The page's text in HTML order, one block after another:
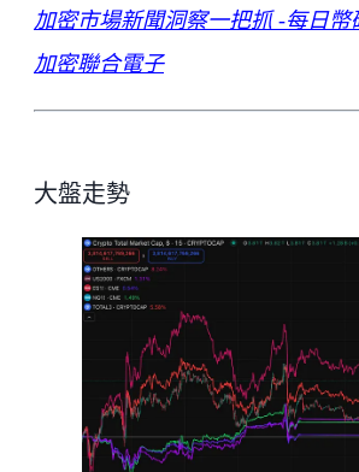
加密市場新聞洞察一把抓 -每日幣
加密聯合電子
大盤走勢